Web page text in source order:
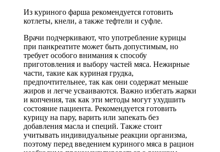
Из куриного фарша рекомендуется готовить
котлеты, кнели, а также тефтели и суфле.
Врачи подчеркивают, что употребление курицы
при панкреатите может быть допустимым, но
требует особого внимания к способу
приготовления и выбору частей мяса. Нежирные
части, такие как куриная грудка,
предпочтительнее, так как они содержат меньше
жиров и легче усваиваются. Важно избегать жарки
и копчения, так как эти методы могут ухудшить
состояние пациента. Рекомендуется готовить
курицу на пару, варить или запекать без
добавления масла и специй. Также стоит
учитывать индивидуальные реакции организма,
поэтому перед введением куриного мяса в рацион